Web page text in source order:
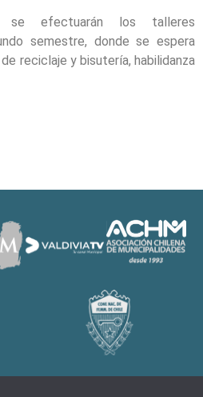
efectuarán los talleres
semestre, donde se espera
reciclaje y bisutería, habilidanza